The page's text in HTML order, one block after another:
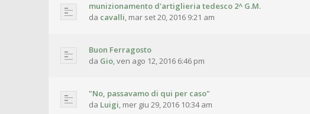
munizionamento d'artiglieria tedesco 2^ G.M.
da cavalli, mar set 20, 2016 9:21 am
Buon Ferragosto
da Gio,ven ago 12, 2016 6:46 pm
"No, passavamo di qui per caso"
da Luigi, mer giu 29, 2016 10:34 am